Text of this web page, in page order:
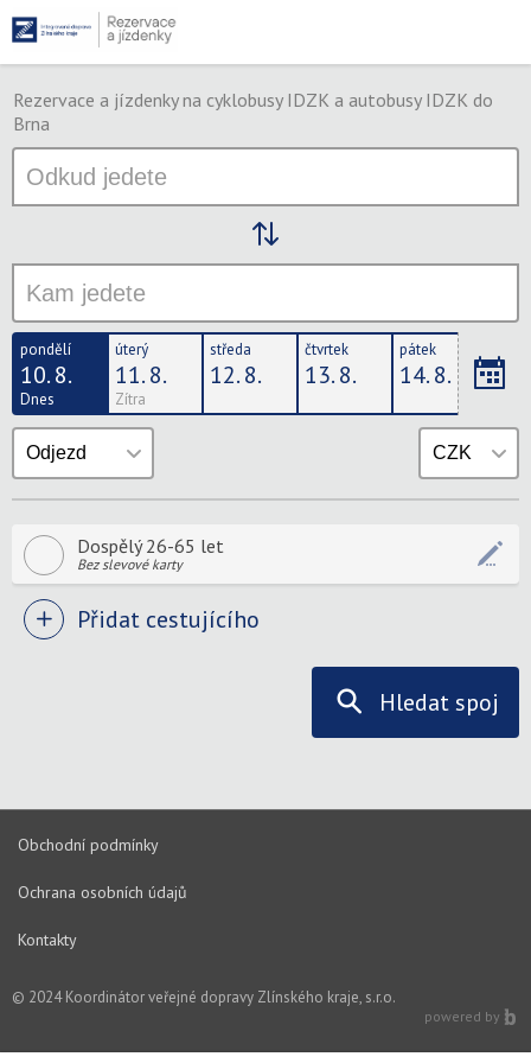
Rezervace a jízdenky na cyklobusy IDZK a autobusy IDZK do
Brna
pondělí
10. 8.
Dnes
úterý
11. 8.
Zítra
středa
12. 8.
čtvrtek
13. 8.
pátek
14. 8. 15.
Dospělý 26-65 let
Bez slevové karty
Přidat cestujícího
Hledat spoj
Obchodní podmínky
Ochrana osobních údajů
Kontakty
© 2024 Koordinátor veřejné dopravy Zlínského kraje, s.r.o.
powered by